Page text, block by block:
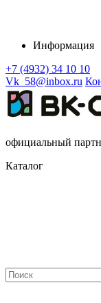
Информация
+7 (4932) 34 10 10
Vk_58@inbox.ru
официальный
Каталог